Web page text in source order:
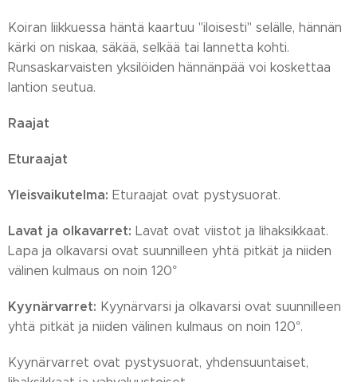
Koiran liikkuessa häntä kaartuu "iloisesti" selälle, hännän
kärki on niskaa, säkää, selkää tai lannetta kohti.
Runsaskarvaisten yksilöiden hännänpää voi koskettaa
lantion seutua.
Raajat
Eturaajat
Yleisvaikutelma: Eturaajat ovat pystysuorat.
Lavat ja olkavarret: Lavat ovat viistot ja lihaksikkaat.
Lapa ja olkavarsi ovat suunnilleen yhtä pitkät ja niiden
välinen kulmaus on noin 120°
Kyynärvarret: Kyynärvarsi ja olkavarsi ovat suunnilleen
yhtä pitkät ja niiden välinen kulmaus on noin 120°.
Kyynärvarret ovat pystysuorat, yhdensuuntaiset,